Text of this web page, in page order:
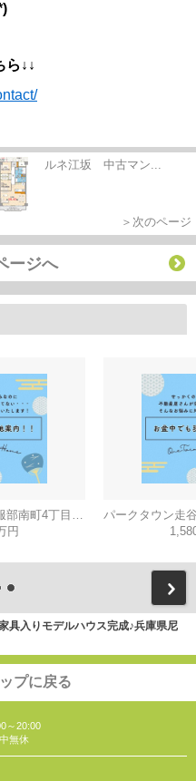
ら↓↓
ルネ江坂 中古マン...
＞次のページ
ージへ
マイタウン豊中市服部南町4丁目◇◆モデルハウス◇◆
円
具入りモデルハウス完成♪兵庫県尼
プに戻る
～20:00
無休